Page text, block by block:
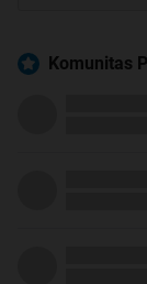
Komunitas